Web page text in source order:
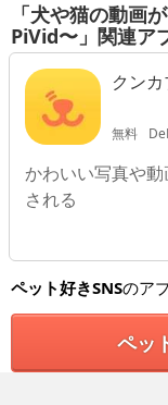
「犬や猫の動画
PiVid〜」関連ア
クン
無料
かわいい写真や
される
ペット好きSNSのア
ペッ